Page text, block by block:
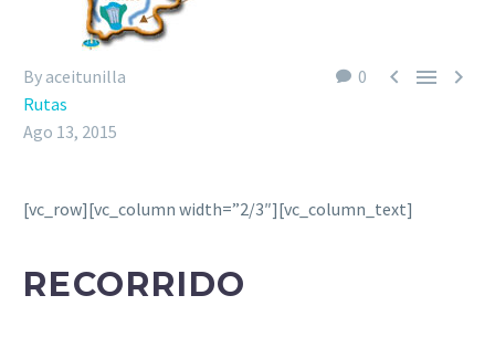
0   
By aceitunilla
Rutas
Ago 13, 2015
[vc_row][vc_column width=”2/3″][vc_column_text]
RECORRIDO